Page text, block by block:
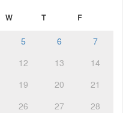
W T F
5 6
7
12 13
14
19 20
21
26 27
28